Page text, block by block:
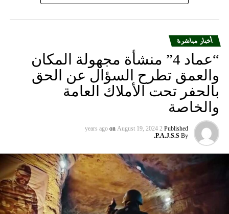
أخبار مباشرة
“عماد 4” منشأة مجهولة المكان
والعمق تطرح السؤال عن الحق
بالحفر تحت الأملاك العامة
والخاصة
Published
2 years ago
on August 19, 2024
By
P.A.J.S.S.